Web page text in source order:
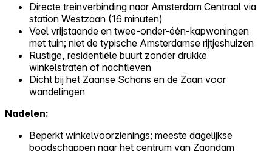
Directe treinverbinding naar Amsterdam Centraal via
station Westzaan (16 minuten)
Veel vrijstaande en twee-onder-één-kapwoningen
met tuin; niet de typische Amsterdamse rijtjeshuizen
Rustige, residentiële buurt zonder drukke
winkelstraten of nachtleven
Dicht bij het Zaanse Schans en de Zaan voor
wandelingen
Nadelen:
Beperkt winkelvoorzienings; meeste dagelijkse
boodschappen naar het centrum van Zaandam